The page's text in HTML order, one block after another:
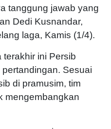
tanggung jawab yang
Dedi Kusnandar,
laga, Kamis (1/4).
ini Persib
Sesuai
di pramusim, tim
mengembangkan